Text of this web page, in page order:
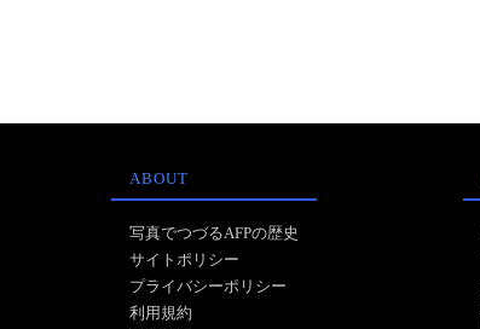
ABOUT
写真でつづるAFPの歴史
サイトポリシー
プライバシーポリシー
利用規約